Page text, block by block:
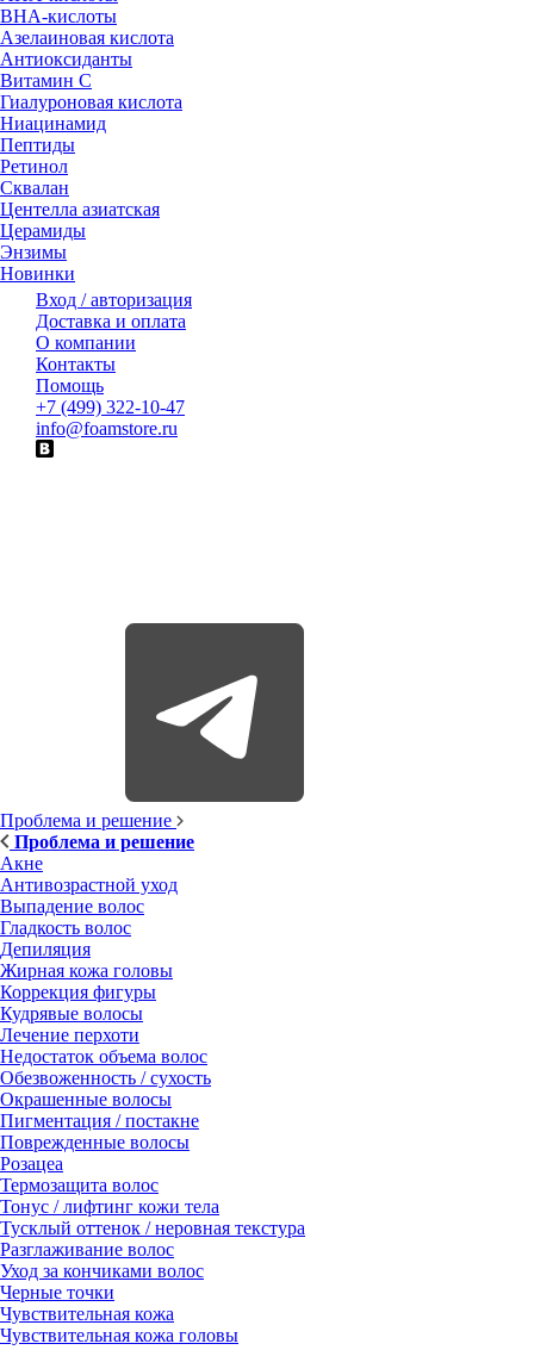
BHA-кислоты
Азелаиновая кислота
Антиоксиданты
Витамин С
Гиалуроновая кислота
Ниацинамид
Пептиды
Ретинол
Сквалан
Центелла азиатская
Церамиды
Энзимы
Новинки
Вход / авторизация
Доставка и оплата
О компании
Контакты
Помощь
+7 (499) 322-10-47
info@foamstore.ru
Проблема и решение
Проблема и решение
Акне
Антивозрастной уход
Выпадение волос
Гладкость волос
Депиляция
Жирная кожа головы
Коррекция фигуры
Кудрявые волосы
Лечение перхоти
Недостаток объема волос
Обезвоженность / сухость
Окрашенные волосы
Пигментация / постакне
Поврежденные волосы
Розацеа
Термозащита волос
Тонус / лифтинг кожи тела
Тусклый оттенок / неровная текстура
Разглаживание волос
Уход за кончиками волос
Черные точки
Чувствительная кожа
Чувствительная кожа головы